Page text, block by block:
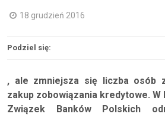
18 grudzień 2016
Podziel się:
, ale zmniejsza się liczba osób
zakup zobowiązania kredytowe.
Związek Banków Polskich